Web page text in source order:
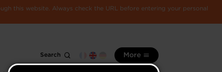
this website. Always check the URL before entering your personal
Search More